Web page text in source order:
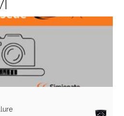
tua richiesta